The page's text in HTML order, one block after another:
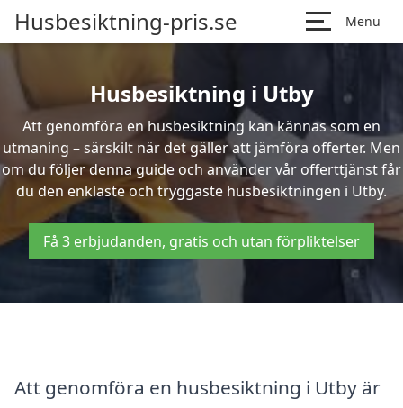
Husbesiktning-pris.se Menu
Husbesiktning i Utby
Att genomföra en husbesiktning kan kännas som en
utmaning – särskilt när det gäller att jämföra offerter. Men
om du följer denna guide och använder vår offerttjänst får
du den enklaste och tryggaste husbesiktningen i Utby.
Få 3 erbjudanden, gratis och utan förpliktelser
Att genomföra en husbesiktning i Utby är